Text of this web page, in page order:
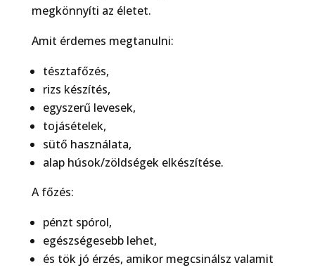
megkönnyíti az életet.
Amit érdemes megtanulni:
tésztafőzés,
rizs készítés,
egyszerű levesek,
tojásételek,
sütő használata,
alap húsok/zöldségek elkészítése.
A főzés:
pénzt spórol,
egészségesebb lehet,
és tök jó érzés, amikor megcsinálsz valamit